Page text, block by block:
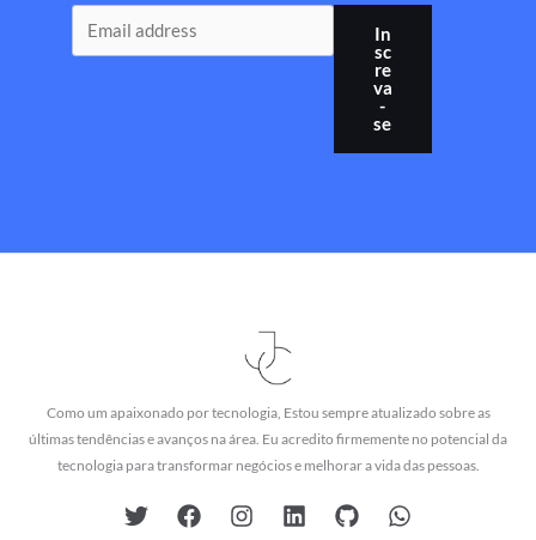
In
sc
re
va
-
se
Como um apaixonado por tecnologia, Estou sempre atualizado sobre as
últimas tendências e avanços na área. Eu acredito firmemente no potencial da
tecnologia para transformar negócios e melhorar a vida das pessoas.